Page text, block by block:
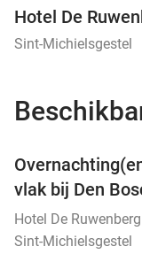
Hotel De
Sint-Michielsgestel
vlak bij Den
Hotel De Ruwenberg
Sint-Michielsgestel